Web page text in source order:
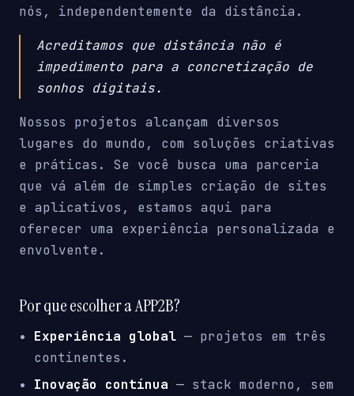
nós, independentemente da distância.
Acreditamos que distância não é
impedimento para a concretização de
sonhos digitais.
Nossos projetos alcançam diversos
lugares do mundo, com soluções criativas
e práticas. Se você busca uma parceria
que vá além de simples criação de sites
e aplicativos, estamos aqui para
oferecer uma experiência personalizada e
envolvente.
Por que escolher a APP2B?
Experiência global — projetos em três
continentes.
Inovação contínua — stack moderno, sem